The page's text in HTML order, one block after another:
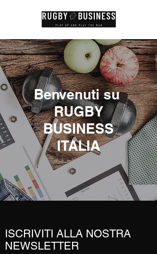
Benvenuti su
RUGBY
BUSINESS
ITALIA
ISCRIVITI ALLA NOSTRA
NEWSLETTER